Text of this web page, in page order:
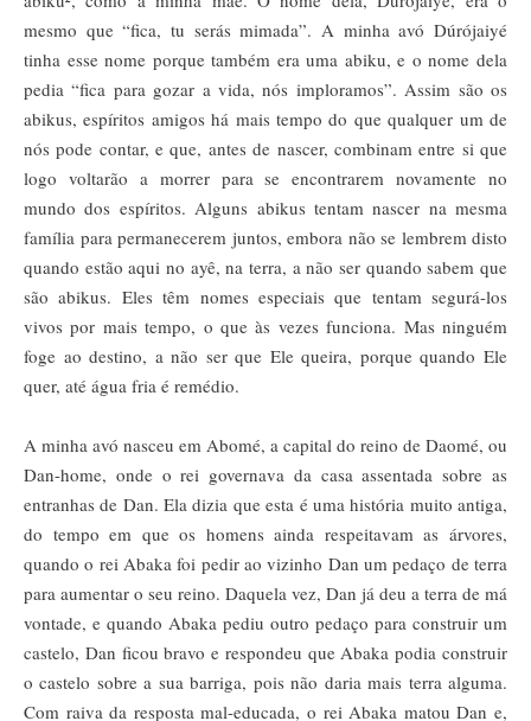
mesmo que “fica, tu serás mimada”. A minha avó Dúrójaiyé
tinha esse nome porque também era uma abiku, e o nome dela
pedia “fica para gozar a vida, nós imploramos”. Assim são os
abikus, espíritos amigos há mais tempo do que qualquer um de
nós pode contar, e que, antes de nascer, combinam entre si que
logo voltarão a morrer para se encontrarem novamente no
mundo dos espíritos. Alguns abikus tentam nascer na mesma
família para permanecerem juntos, embora não se lembrem disto
quando estão aqui no ayê, na terra, a não ser quando sabem que
são abikus. Eles têm nomes especiais que tentam segurá-los
vivos por mais tempo, o que às vezes funciona. Mas ninguém
foge ao destino, a não ser que Ele queira, porque quando Ele
quer, até água fria é remédio.
A minha avó nasceu em Abomé, a capital do reino de Daomé, ou
Dan-home, onde o rei governava da casa assentada sobre as
entranhas de Dan. Ela dizia que esta é uma história muito antiga,
do tempo em que os homens ainda respeitavam as árvores,
quando o rei Abaka foi pedir ao vizinho Dan um pedaço de terra
para aumentar o seu reino. Daquela vez, Dan já deu a terra de má
vontade, e quando Abaka pediu outro pedaço para construir um
castelo, Dan ficou bravo e respondeu que Abaka podia construir
o castelo sobre a sua barriga, pois não daria mais terra alguma.
Com raiva da resposta mal-educada, o rei Abaka matou Dan e,